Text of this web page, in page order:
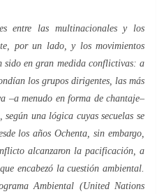
entre las multinacionales y los
por un lado, y los movimientos
en gran medida conflictivas: a
los grupos dirigentes, las más
–a menudo en forma de chantaje–
según una lógica cuyas secuelas se
los añosOchenta , sin embargo,
alcanzaron la pacificación, a
encabezó la cuestión ambiental.
Ambiental (United Nations